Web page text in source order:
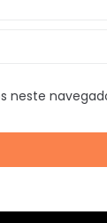
neste